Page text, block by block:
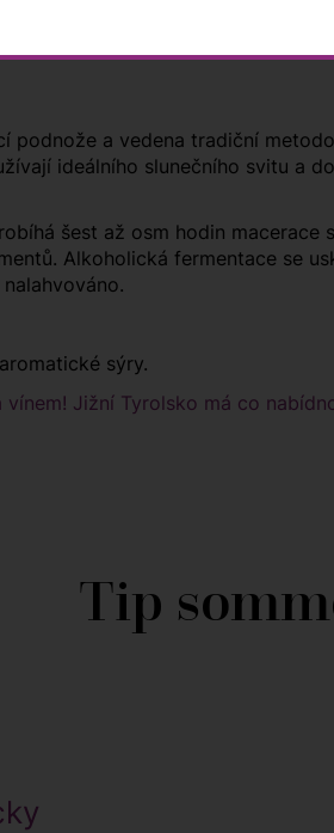
podnože a vedena tradiční
ideálního slunečního svitu a
šest až osm hodin
Alkoholická fermentace se
sýry.
vínem! Jižní Tyrolsko má co
Tip